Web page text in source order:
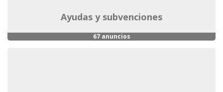
ayudas y subvenciones
67 anuncios